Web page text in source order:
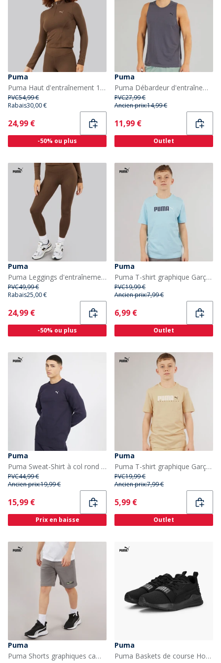
Puma
Puma Haut d'entraînement 1/2 Zip Femme Espresso Brown
PVC54,99 €
Rabais30,00 €
Current
24,99 €
-50% ou plus
Puma
Puma Débardeur d'entraînement Triblend dryCELL Homme Gris galactique
PVC27,99 €
Ancien prix:14,99 €
Current
11,99 €
Outlet
Puma
Puma Leggings d'entraînement taille haute Femme Espresso Brown
PVC49,99 €
Rabais25,00 €
Current
24,99 €
-50% ou plus
Puma
Puma T-shirt graphique Garçon Aqua
PVC19,99 €
Ancien prix:7,99 €
Current
6,99 €
Outlet
Puma
Puma Sweat-Shirt à col rond avec petit logo Essentials Homme - Bleu Marine
PVC44,99 €
Ancien prix:19,99 €
Current
15,99 €
Prix en baisse
Puma
Puma T-shirt graphique Garçon Putty
PVC19,99 €
Ancien prix:7,99 €
Current
5,99 €
Outlet
Puma
Puma Shorts graphiques camouflage Garçon Cast Iron
Puma
Puma Baskets de course Homme avec fil Puma Black